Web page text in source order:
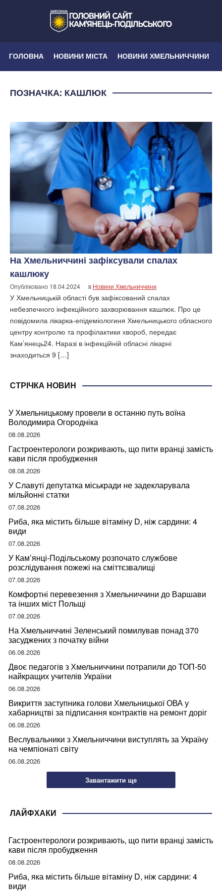
ГОЛОВНА НОВИНИ МІСТА НОВИНИ ХМЕЛЬНИЧЧИНИ
ПОЗНАЧКА: КАШЛЮК
На Хмельниччині зафіксували спалах
кашлюку
Опубліковано 18.04.2024 в Новини Хмельниччини
У Хмельницькій області був зафіксований спалах
небезпечного інфекційного захворювання кашлюк. Про це
повідомила лікарка-епідеміологиня Хмельницького обласного
центру контролю та профілактики хвороб, передає
Кам’янець24. Наразі в інфекційній обласні лікарні
знаходиться 9 […]
СТРІЧКА НОВИН
У Хмельницькому провели в останню путь воїна
Володимира Огородніка
08.08.2026
Гастроентерологи розкривають, що пити вранці замість
кави після пробудження
08.08.2026
У Славуті депутатка міськради не задекларувала
мільйонні статки
07.08.2026
Риба, яка містить більше вітаміну D, ніж сардини: 4
види
07.08.2026
У Кам’янці-Подільському розпочато службове
розслідування пожежі на сміттєзвалищі
07.08.2026
Комфортні перевезення з Хмельниччини до Варшави
та інших міст Польщі
07.08.2026
На Хмельниччині Зеленський помилував понад 370
засуджених з початку війни
06.08.2026
Двоє педагогів з Хмельниччини потрапили до ТОП-50
найкращих учителів України
06.08.2026
Викриття заступника голови Хмельницької ОВА у
хабарництві за підписання контрактів на ремонт доріг
06.08.2026
Веслувальники з Хмельниччини виступлять за Україну
на чемпіонаті світу
06.08.2026
Завантажити ще
ЛАЙФХАКИ
Гастроентерологи розкривають, що пити вранці замість
кави після пробудження
08.08.2026
Риба, яка містить більше вітаміну D, ніж сардини: 4
види